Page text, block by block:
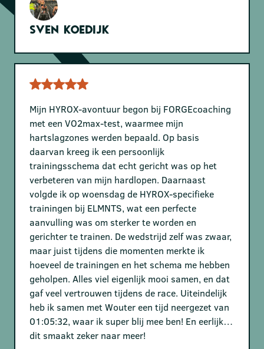
Sven Koedijk
Mijn HYROX-avontuur begon bij FORGEcoaching
met een VO2max-test, waarmee mijn
hartslagzones werden bepaald. Op basis
daarvan kreeg ik een persoonlijk
trainingsschema dat echt gericht was op het
verbeteren van mijn hardlopen. Daarnaast
volgde ik op woensdag de HYROX-specifieke
trainingen bij ELMNTS, wat een perfecte
aanvulling was om sterker te worden en
gerichter te trainen. De wedstrijd zelf was zwaar,
maar juist tijdens die momenten merkte ik
hoeveel de trainingen en het schema me hebben
geholpen. Alles viel eigenlijk mooi samen, en dat
gaf veel vertrouwen tijdens de race. Uiteindelijk
heb ik samen met Wouter een tijd neergezet van
01:05:32, waar ik super blij mee ben! En eerlijk…
dit smaakt zeker naar meer!